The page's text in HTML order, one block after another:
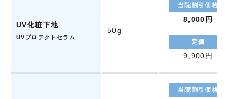
UV化粧下地
UVプロテクトセラム
50g
当院割引価格
8,000円
定価
9,900円
当院割引価格